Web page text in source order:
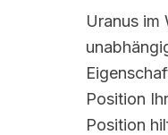
Uranus im
Position
Position